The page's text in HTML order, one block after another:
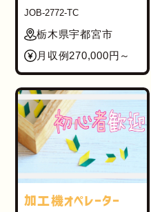
JOB-2772-TC
栃木県宇都宮市
月収例270,000円～
加工機オペレーター